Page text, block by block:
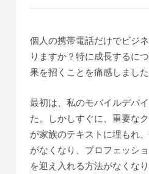
個人の携帯電話だけでビジ
りますか？特に成長するに
果を招くことを痛感しました
最初は、私のモバイルデバ
た。しかしすぐに、重要な
が家族のテキストに埋もれ
がなくなり、プロフェッシ
を迎え入れる方法がなくなり